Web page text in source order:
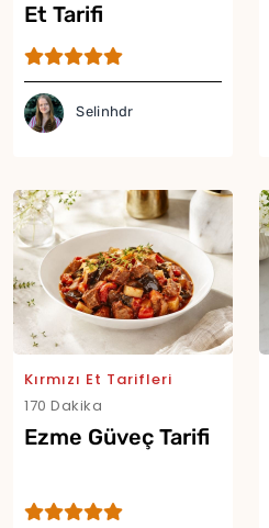
Et Tarifi
Selinhdr
Kırmızı Et Tarifleri
170 Dakika
Ezme Güveç Tarifi